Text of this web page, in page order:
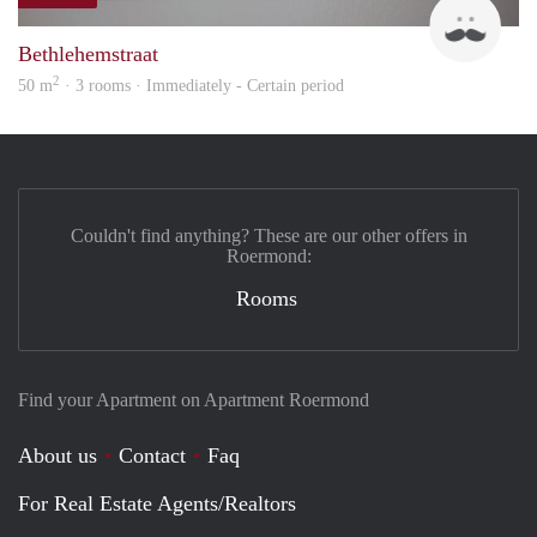
Bethlehemstraat
50 m2 · 3 rooms · Immediately - Certain period
Find your Apartment on Apartment Roermond
About us Contact
Faq
For Real Estate Agents/Realtors
Couldn't find anything? These are our other offers in
Roermond:
Rooms